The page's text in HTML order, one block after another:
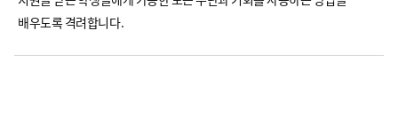
배우도록 격려합니다.